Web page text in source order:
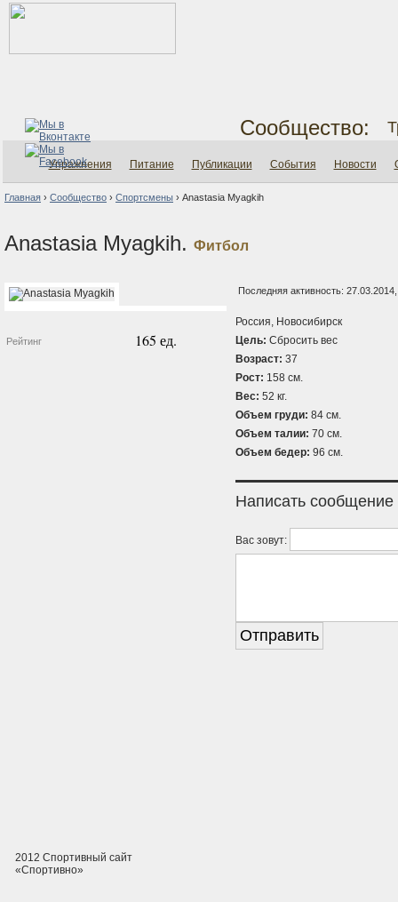
Сообщество:
Упражнения Питание Публикации События Новости
Главная › Сообщество › Спортсмены › Anastasia Myagkih
Anastasia Myagkih. Фитбол
Рейтинг 165 ед.
Последняя активность:
Россия, Новосибирск
Цель: Сбросить вес
Возраст: 37
Рост: 158 см.
Вес: 52 кг.
Объем груди: 84 см.
Объем талии: 70 см.
Объем бедер: 96 см.
Написать сообщение
Вас зовут:
2012 Спортивный сайт
«Спортивно»